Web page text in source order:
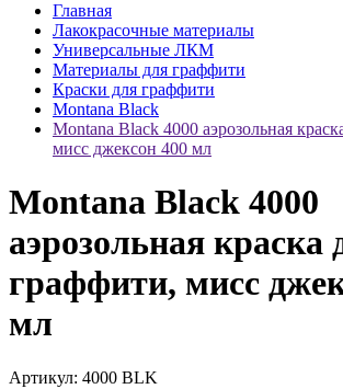
Главная
Лакокрасочные материалы
Универсальные ЛКМ
Материалы для граффити
Краски для граффити
Montana Black
Montana Black 4000 аэрозольная
мисс джексон 400 мл
Montana Black 4000
аэрозольная краска
граффити, мисс
мл
Артикул: 4000 BLK